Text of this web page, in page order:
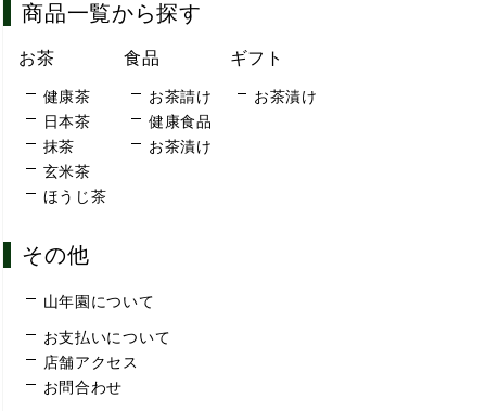
商品一覧から探す
お茶
健康茶
日本茶
抹茶
玄米茶
ほうじ茶
食品
お茶請け
健康食品
お茶漬け
ギフト
お茶漬け
その他
山年園について
お支払いについて
店舗アクセス
お問合わせ